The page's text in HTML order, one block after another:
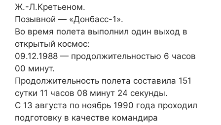
Ж.-Л.Кретьеном.
Позывной — «Донбасс-1».
Во время полета выполнил один выход в
открытый космос:
09.12.1988 — продолжительностью 6 часов
00 минут.
Продолжительность полета составила 151
сутки 11 часов 08 минут 24 секунды.
С 13 августа по ноябрь 1990 года проходил
подготовку в качестве командира